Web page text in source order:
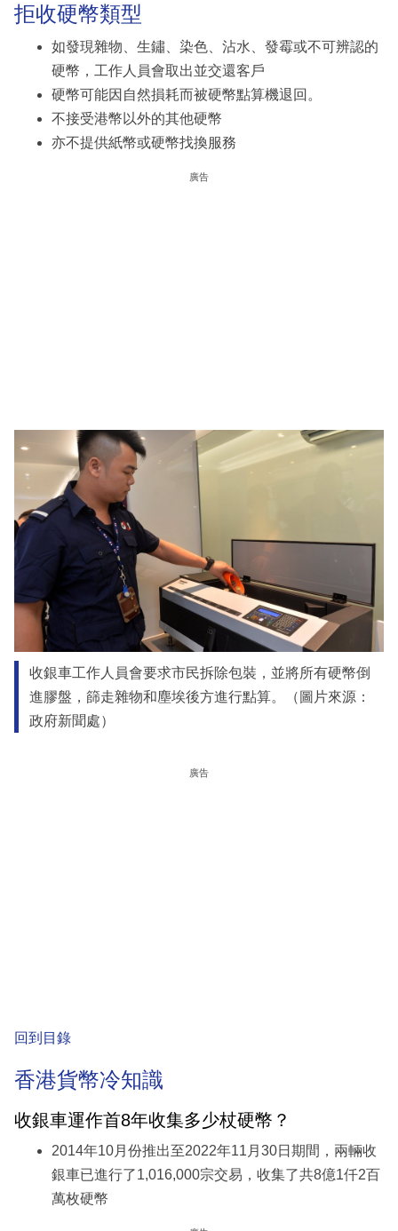
拒收硬幣類型
如發現雜物、生鏽、染色、沾水、發霉或不可辨認的
硬幣，工作人員會取出並交還客戶
硬幣可能因自然損耗而被硬幣點算機退回。
不接受港幣以外的其他硬幣
亦不提供紙幣或硬幣找換服務
廣告
收銀車工作人員會要求市民拆除包裝，並將所有硬幣倒
進膠盤，篩走雜物和塵埃後方進行點算。（圖片來源：
政府新聞處）
廣告
回到目錄
香港貨幣冷知識
收銀車運作首8年收集多少杖硬幣？
2014年10月份推出至2022年11月30日期間，兩輛收
銀車已進行了1,016,000宗交易，收集了共8億1仟2百
萬枚硬幣